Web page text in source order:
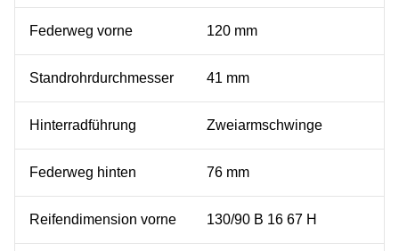
Federweg vorne 120 mm
Standrohrdurchmesser 41 mm
Hinterradführung Zweiarmschwinge
Federweg hinten 76 mm
Reifendimension vorne 130/90 B 16 67 H